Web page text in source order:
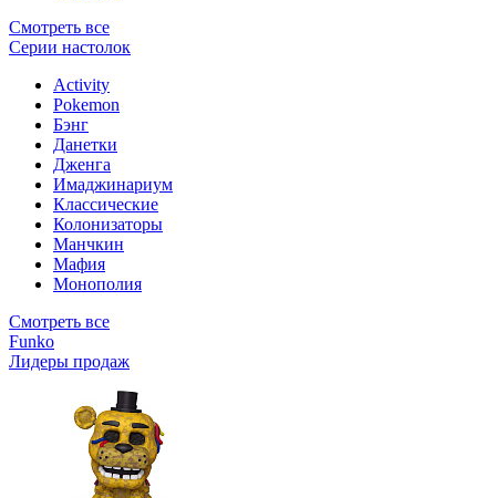
Смотреть все
Серии настолок
Activity
Pokemon
Бэнг
Данетки
Дженга
Имаджинариум
Классические
Колонизаторы
Манчкин
Мафия
Монополия
Смотреть все
Funko
Лидеры продаж